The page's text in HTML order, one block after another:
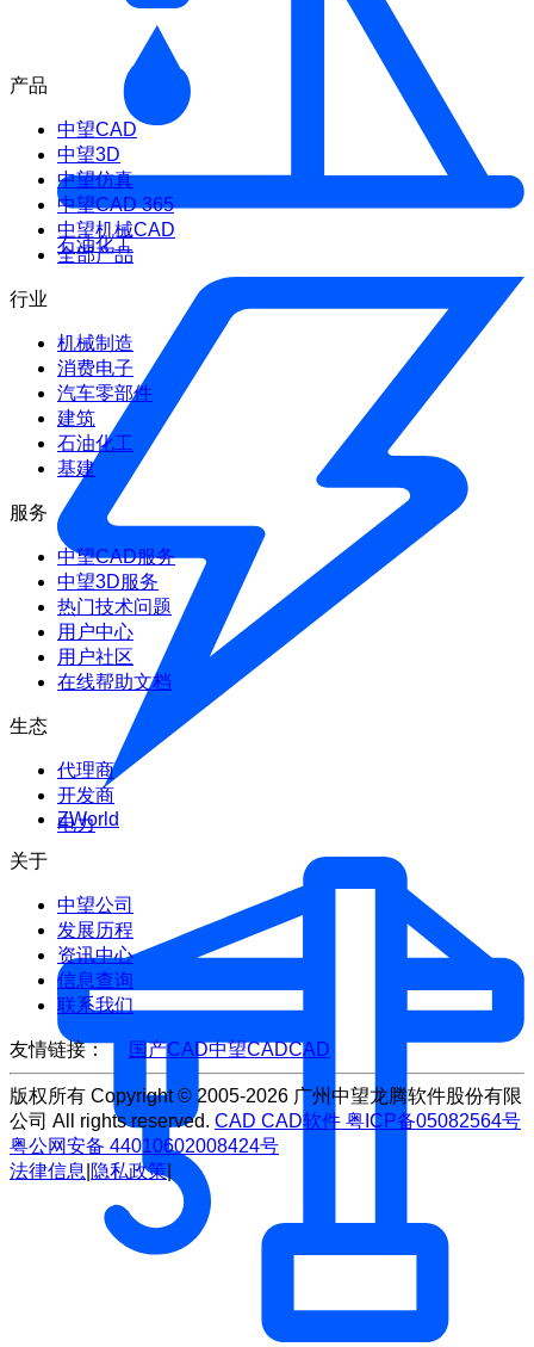
石油化工
电力
产品
中望CAD
中望3D
中望仿真
中望CAD 365
中望机械CAD
全部产品
行业
机械制造
消费电子
汽车零部件
建筑
石油化工
基建
服务
中望CAD服务
中望3D服务
热门技术问题
用户中心
用户社区
在线帮助文档
生态
代理商
开发商
ZWorld
关于
中望公司
发展历程
资讯中心
信息查询
联系我们
友情链接： 国产CAD中望CADCAD
版权所有 Copyright © 2005-2026 广州中望龙腾软件股份有限
公司 All rights reserved. CAD CAD软件 粤ICP备05082564号
粤公网安备 44010602008424号
法律信息 隐私政策